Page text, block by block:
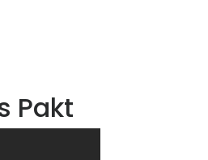
Pakt